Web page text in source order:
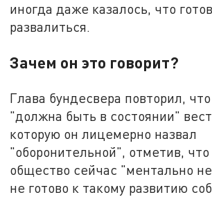
иногда даже казалось, что
развалиться.
Зачем он это говорит?
Глава бундесвера повторил,
"должна быть в состоянии"
которую он лицемерно назвал
"оборонительной", отметив,
общество сейчас "ментально
не готово к такому развитию